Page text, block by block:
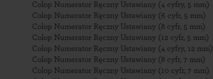
Colop Numerator Ręczny Ustawiany (4 cyfry, 5 mm)
Colop Numerator Ręczny Ustawiany (6 cyfr, 5 mm)
Colop Numerator Ręczny Ustawiany (8 cyfr, 5 mm)
Colop Numerator Ręczny Ustawiany (12 cyfr, 5 mm)
Colop Numerator Ręczny Ustawiany (4 cyfry, 12 mm)
Colop Numerator Ręczny Ustawiany (8 cyfr, 7 mm)
Colop Numerator Ręczny Ustawiany (10 cyfr, 7 mm)